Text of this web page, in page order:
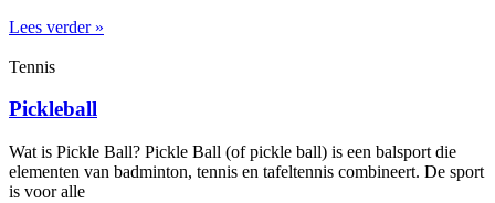
Lees verder »
Tennis
Pickleball
Wat is Pickle Ball? Pickle Ball (of pickle ball) is een balsport die
elementen van badminton, tennis en tafeltennis combineert. De sport
is voor alle